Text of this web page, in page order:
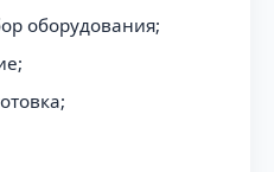
оборудования;